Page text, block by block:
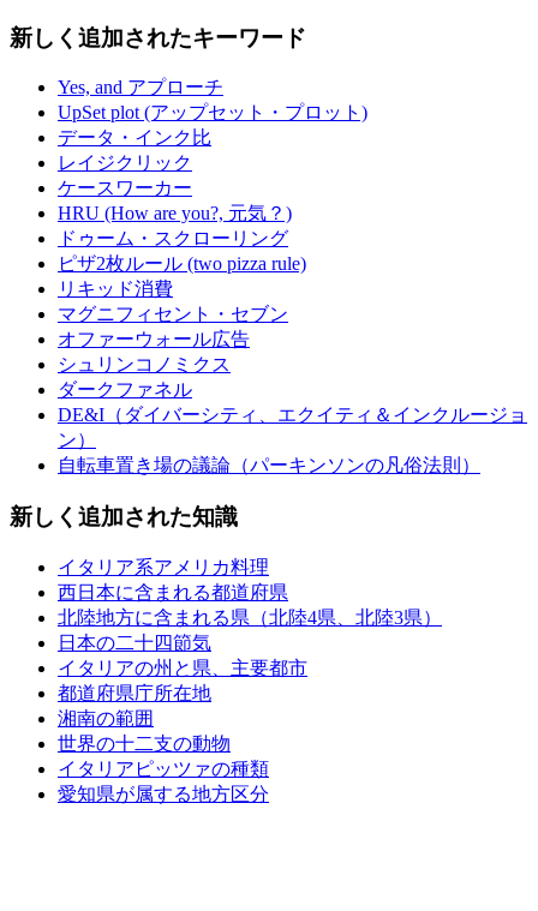
新しく追加されたキーワード
Yes, and アプローチ
UpSet plot (アップセット・プロット)
データ・インク比
レイジクリック
ケースワーカー
HRU (How are you?, 元気？)
ドゥーム・スクローリング
ピザ2枚ルール (two pizza rule)
リキッド消費
マグニフィセント・セブン
オファーウォール広告
シュリンコノミクス
ダークファネル
DE&I（ダイバーシティ、エクイティ＆インクルージョ
ン）
自転車置き場の議論（パーキンソンの凡俗法則）
新しく追加された知識
イタリア系アメリカ料理
西日本に含まれる都道府県
北陸地方に含まれる県（北陸4県、北陸3県）
日本の二十四節気
イタリアの州と県、主要都市
都道府県庁所在地
湘南の範囲
世界の十二支の動物
イタリアピッツァの種類
愛知県が属する地方区分